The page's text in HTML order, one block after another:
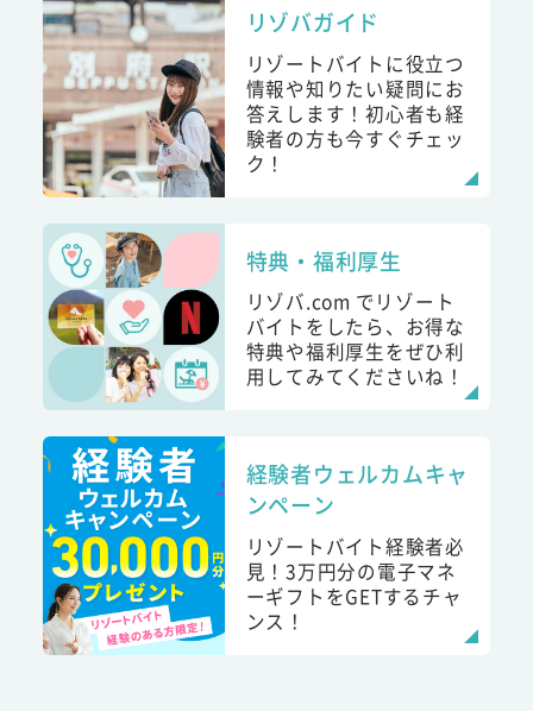
リゾバガイド
リゾートバイトに役立つ
情報や知りたい疑問にお
答えします！初心者も経
験者の方も今すぐチェッ
ク！
特典・福利厚生
リゾバ.com でリゾート
バイトをしたら、お得な
特典や福利厚生をぜひ利
用してみてくださいね！
経験者ウェルカムキャ
ンペーン
リゾートバイト経験者必
見！3万円分の電子マネ
ーギフトをGETするチャ
ンス！